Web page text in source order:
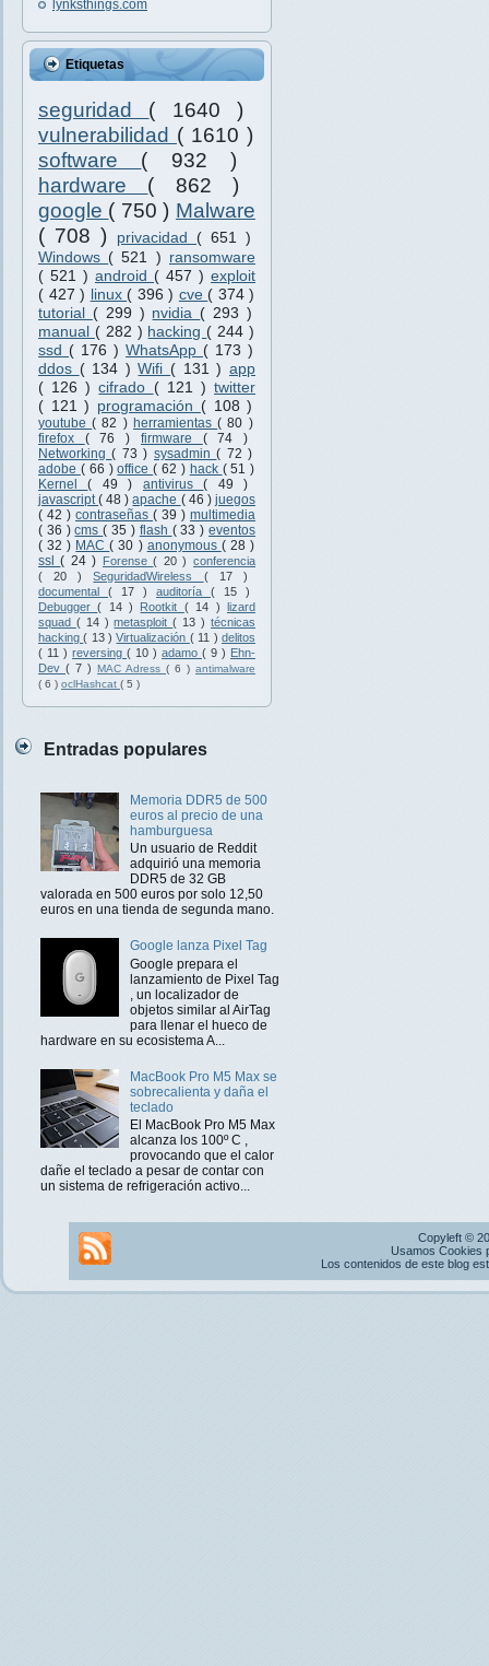
lynksthings.com
Etiquetas
seguridad ( 1640 )
vulnerabilidad ( 1610 )
software ( 932 )
hardware ( 862 )
google ( 750 ) Malware
( 708 )
privacidad ( 651 )
Windows ( 521 ) ransomware
( 521 ) android ( 457 ) exploit
( 427 ) linux ( 396 ) cve ( 374 )
tutorial ( 299 ) nvidia ( 293 )
manual ( 282 ) hacking ( 244 )
ssd ( 176 ) WhatsApp ( 173 )
ddos ( 134 )Wifi ( 131 ) app
( 126 )cifrado ( 121 )twitter
( 121 ) programación ( 108 )
youtube( 82 ) herramientas( 80 )
firefox ( 76 ) firmware ( 74 )
Networking( 73 ) sysadmin( 72 )
adobe ( 66 )office( 62 ) hack ( 51 )
Kernel( 49 ) antivirus( 49 )
javascript( 48 )apache ( 46 ) juegos
( 42 ) contraseñas ( 39 ) multimedia
( 36 )cms( 35 ) flash ( 33 )eventos
( 32 ) MAC( 30 ) anonymous ( 28 )
ssl( 24 ) Forense( 20 ) conferencia
( 20 )SeguridadWireless ( 17 )
documental ( 17 ) auditoría ( 15 )
Debugger( 14 ) Rootkit ( 14 ) lizard
squad ( 14 )metasploit( 13 ) técnicas
hacking( 13 )Virtualización ( 11 ) delitos
( 11 ) reversing ( 10 ) adamo ( 9 ) Ehn-
Dev ( 7 ) MAC Adress ( 6 ) antimalware
( 6 ) oclHashcat ( 5 )
Entradas populares
Memoria DDR5 de 500
euros al precio de una
hamburguesa
Un usuario de Reddit
adquirió una memoria
DDR5 de 32 GB
valorada en 500 euros por solo 12,50
euros en una tienda de segunda mano.
Google lanza Pixel Tag
Google prepara el
lanzamiento de Pixel Tag
, un localizador de
objetos similar al AirTag
para llenar el hueco de
hardware en su ecosistema A...
MacBook Pro M5 Max se
sobrecalienta y daña el
teclado
El MacBook Pro M5 Max
alcanza los 100º C ,
provocando que el calor
dañe el teclado a pesar de contar con
un sistema de refrigeración activo...
Copyleft ©
Usamos Cookies
Los contenidos de este blog